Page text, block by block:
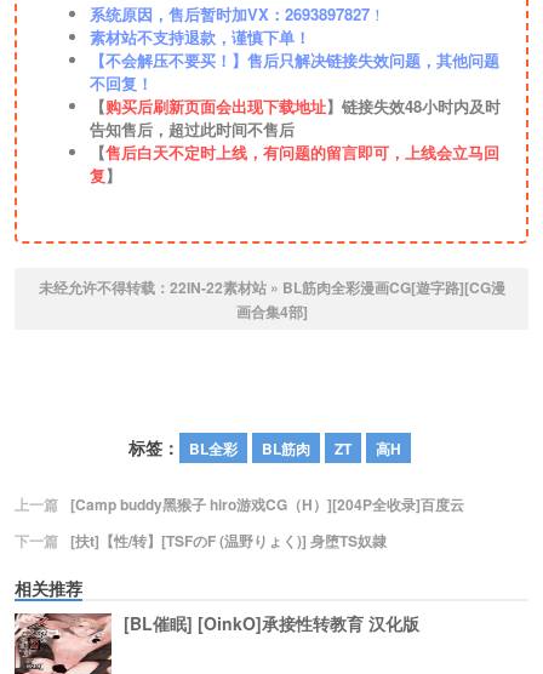
系统原因，售后暂时加VX：2693897827 ！
素材站不支持退款，谨慎下单！
【不会解压不要买！】售后只解决链接失效问题，其他问题
不回复！
【购买后刷新页面会出现下载地址】链接失效48小时内及时
告知售后，超过此时间不售后
【售后白天不定时上线，有问题的留言即可，上线会立马回
复】
未经允许不得转载： 22IN-22素材站» BL筋肉全彩漫画CG[遊字路][CG漫
画合集4部]
标签： BL全彩 BL筋肉 ZT 高H
上一篇
[Camp buddy黑猴子 hiro游戏CG（H）][204P全收录]百度云
下一篇
[扶t]【性/转】[TSFのF (温野りょく)] 身堕TS奴隷
相关推荐
[BL催眠] [OinkO]承接性转教育 汉化版